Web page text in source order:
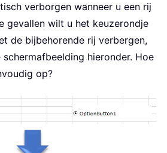
verborgen wanneer u een rij
gevallen wilt u het keuzerondje
de bijbehorende rij verbergen,
hieronder. Hoe
op?